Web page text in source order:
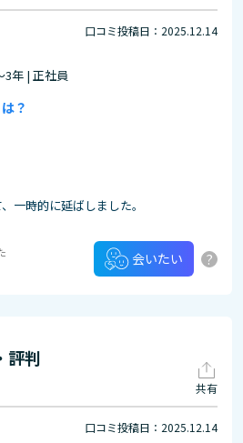
口コミ投稿日：2025.12.14
3年 | 正社員
？
一時的に延ばしました。
会いたい ?
評判
共有
口コミ投稿日：2025.12.14